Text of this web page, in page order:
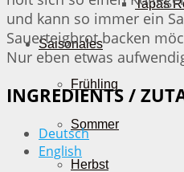
Tapas
Saisonales
Frühling
Sommer
Herbst
und kann so immer ein
Sauerteigbrot backen
Nur eben etwas
INGREDIENTS /
Deutsch
English